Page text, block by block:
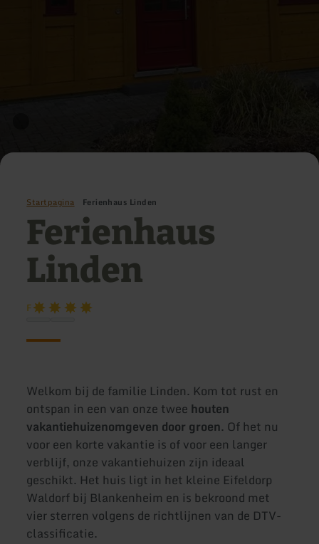
Startpagina Ferienhaus Linden
Ferienhaus
Linden
F
Welkom bij de familie Linden. Kom tot rust en
ontspan in een van onze twee houten
vakantiehuizenomgeven door groen. Of het nu
voor een korte vakantie is of voor een langer
verblijf, onze vakantiehuizen zijn ideaal
geschikt. Het huis ligt in het kleine Eifeldorp
Waldorf bij Blankenheim en is bekroond met
vier sterren volgens de richtlijnen van de DTV-
classificatie.